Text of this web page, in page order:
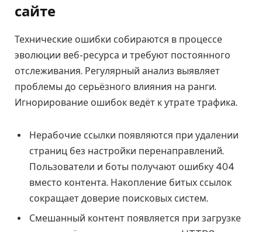
сайте
Технические ошибки собираются в процессе
эволюции веб-ресурса и требуют постоянного
отслеживания. Регулярный анализ выявляет
проблемы до серьёзного влияния на ранги.
Игнорирование ошибок ведёт к утрате трафика.
Нерабочие ссылки появляются при удалении
страниц без настройки перенаправлений.
Пользователи и боты получают ошибку 404
вместо контента. Накопление битых ссылок
сокращает доверие поисковых систем.
Смешанный контент появляется при загрузке